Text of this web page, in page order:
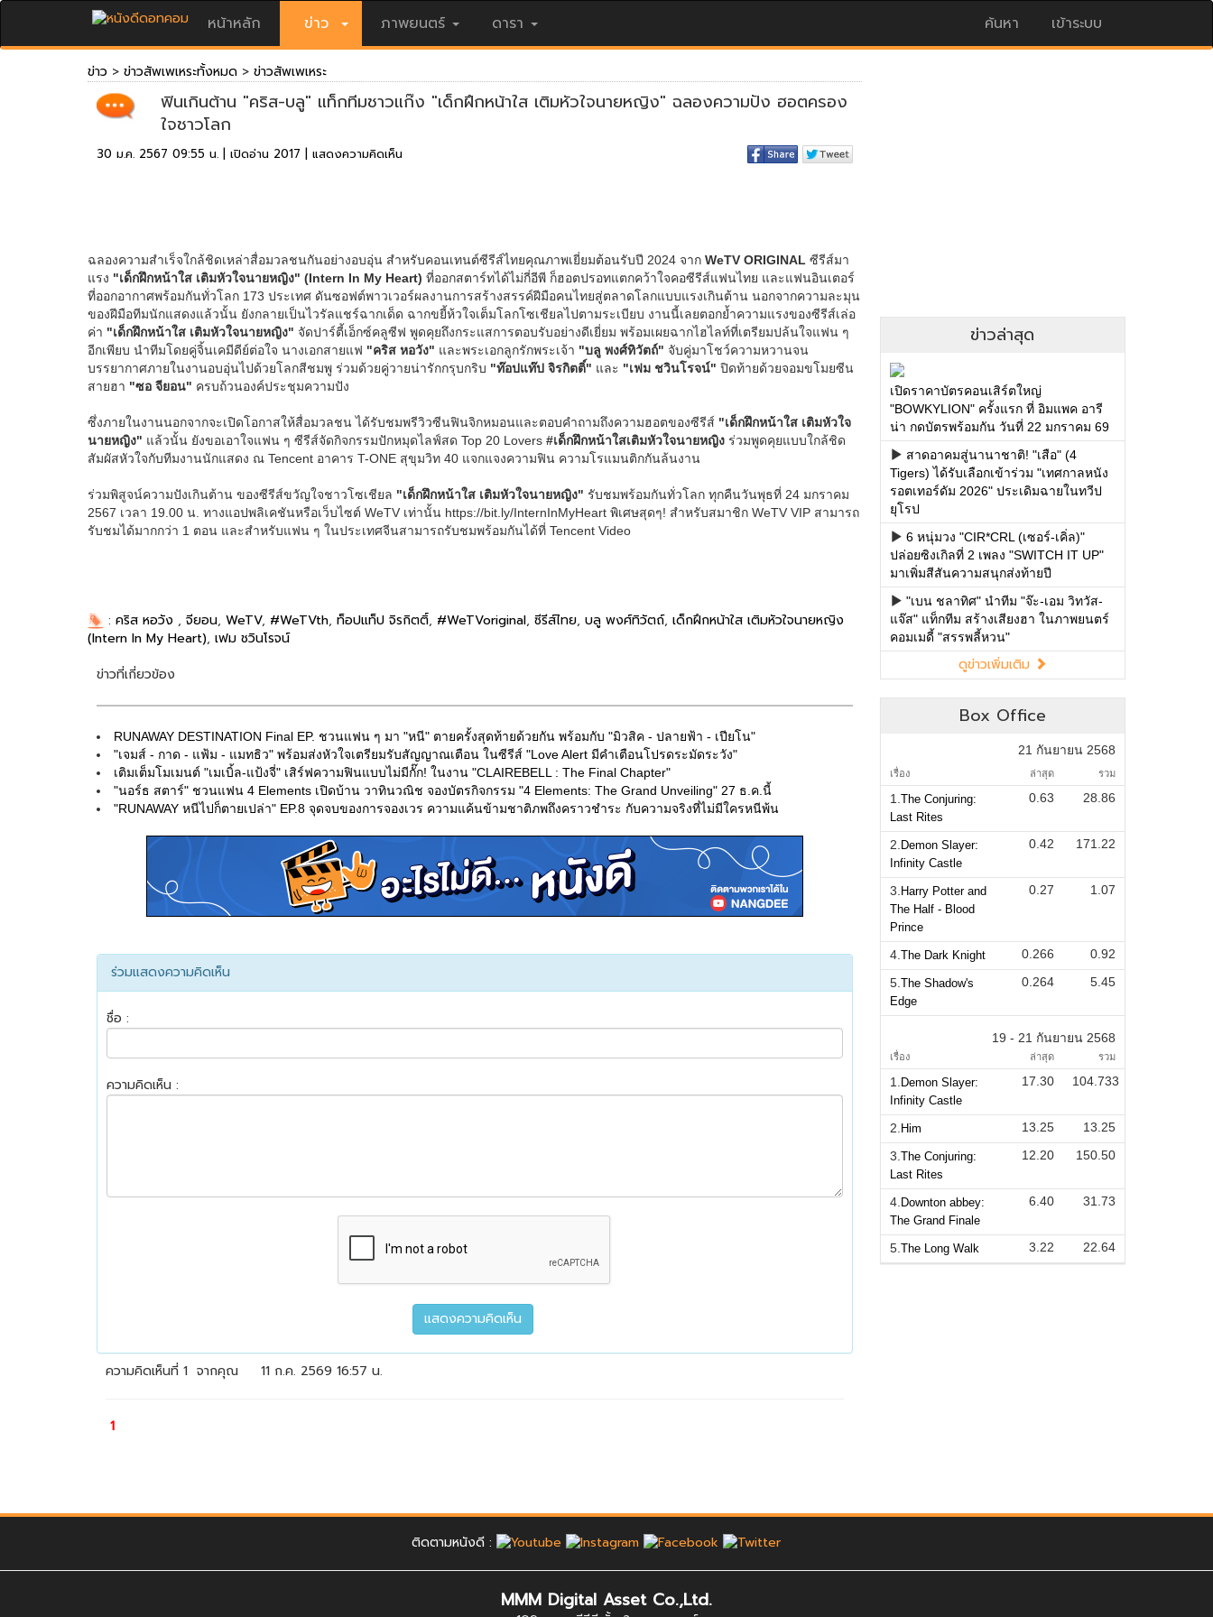
หน้าหลัก ข่าว ภาพยนตร์ ดารา ค้นหา เข้าระบบ
ข่าวล่าสุด
เปิดราคาบัตรคอนเสิร์ตใหญ่
"BOWKYLION" ครั้งแรก ที่ อิมแพค อารี
น่า กดบัตรพร้อมกัน วันที่ 22 มกราคม 69
สาดอาคมสู่นานาชาติ! "เสือ" (4
Tigers) ได้รับเลือกเข้าร่วม "เทศกาลหนัง
รอตเทอร์ดัม 2026" ประเดิมฉายในทวีป
ยุโรป
6 หนุ่มวง "CIR*CRL (เซอร์-เคิ่ล)"
ปล่อยซิงเกิลที่ 2 เพลง "SWITCH IT UP"
มาเพิ่มสีสันความสนุกส่งท้ายปี
"เบน ชลาทิศ" นำทีม "จ๊ะ-เอม วิทวัส-
แจ๊ส" แท็กทีม สร้างเสียงฮา ในภาพยนตร์
คอมเมดี้ "สรรพลี้หวน"
ดูข่าวเพิ่มเติม
Box Office
21 กันยายน 2568
เรื่อง ล่าสุด รวม
1. The Conjuring:
Last Rites
0.63 28.86
2. Demon Slayer:
Infinity Castle
0.42 171.22
3. Harry Potter and
The Half - Blood
Prince
0.27 1.07
4. The Dark Knight 0.266
0.92
5. The Shadow's
Edge
0.264 5.45
19 - 21 กันยายน 2568
เรื่อง ล่าสุด รวม
1. Demon Slayer:
Infinity Castle
17.30 104.733
2. Him 13.25
13.25
3. The Conjuring:
Last Rites
12.20 150.50
4. Downton abbey:
The Grand Finale
6.40 31.73
5. The Long Walk 3.22 22.64
ติดตามหนังดี :
MMM Digital Asset Co.,Ltd.